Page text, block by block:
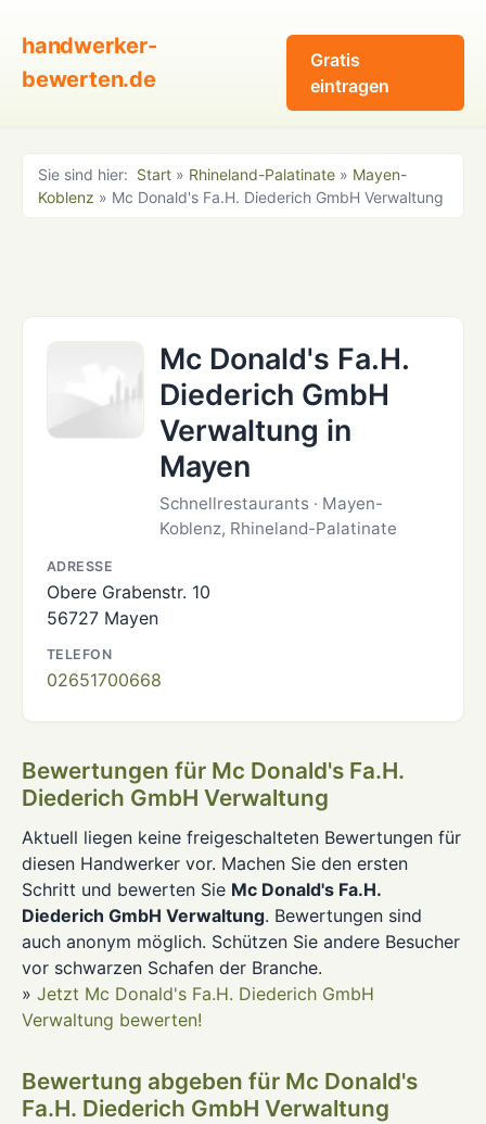
handwerker-
bewerten.de
Gratis
eintragen
Sie sind hier: Start » Rhineland-Palatinate » Mayen-
Koblenz » Mc Donald's Fa.H. Diederich GmbH Verwaltung
Mc Donald's Fa.H.
Diederich GmbH
Verwaltung in
Mayen
Schnellrestaurants · Mayen-
Koblenz, Rhineland-Palatinate
ADRESSE
Obere Grabenstr. 10
56727 Mayen
TELEFON
02651700668
Bewertungen für Mc Donald's Fa.H.
Diederich GmbH Verwaltung
Aktuell liegen keine freigeschalteten Bewertungen für
diesen Handwerker vor. Machen Sie den ersten
Schritt und bewerten Sie Mc Donald's Fa.H.
Diederich GmbH Verwaltung. Bewertungen sind
auch anonym möglich. Schützen Sie andere Besucher
vor schwarzen Schafen der Branche.
» Jetzt Mc Donald's Fa.H. Diederich GmbH
Verwaltung bewerten!
Bewertung abgeben für Mc Donald's
Fa.H. Diederich GmbH Verwaltung